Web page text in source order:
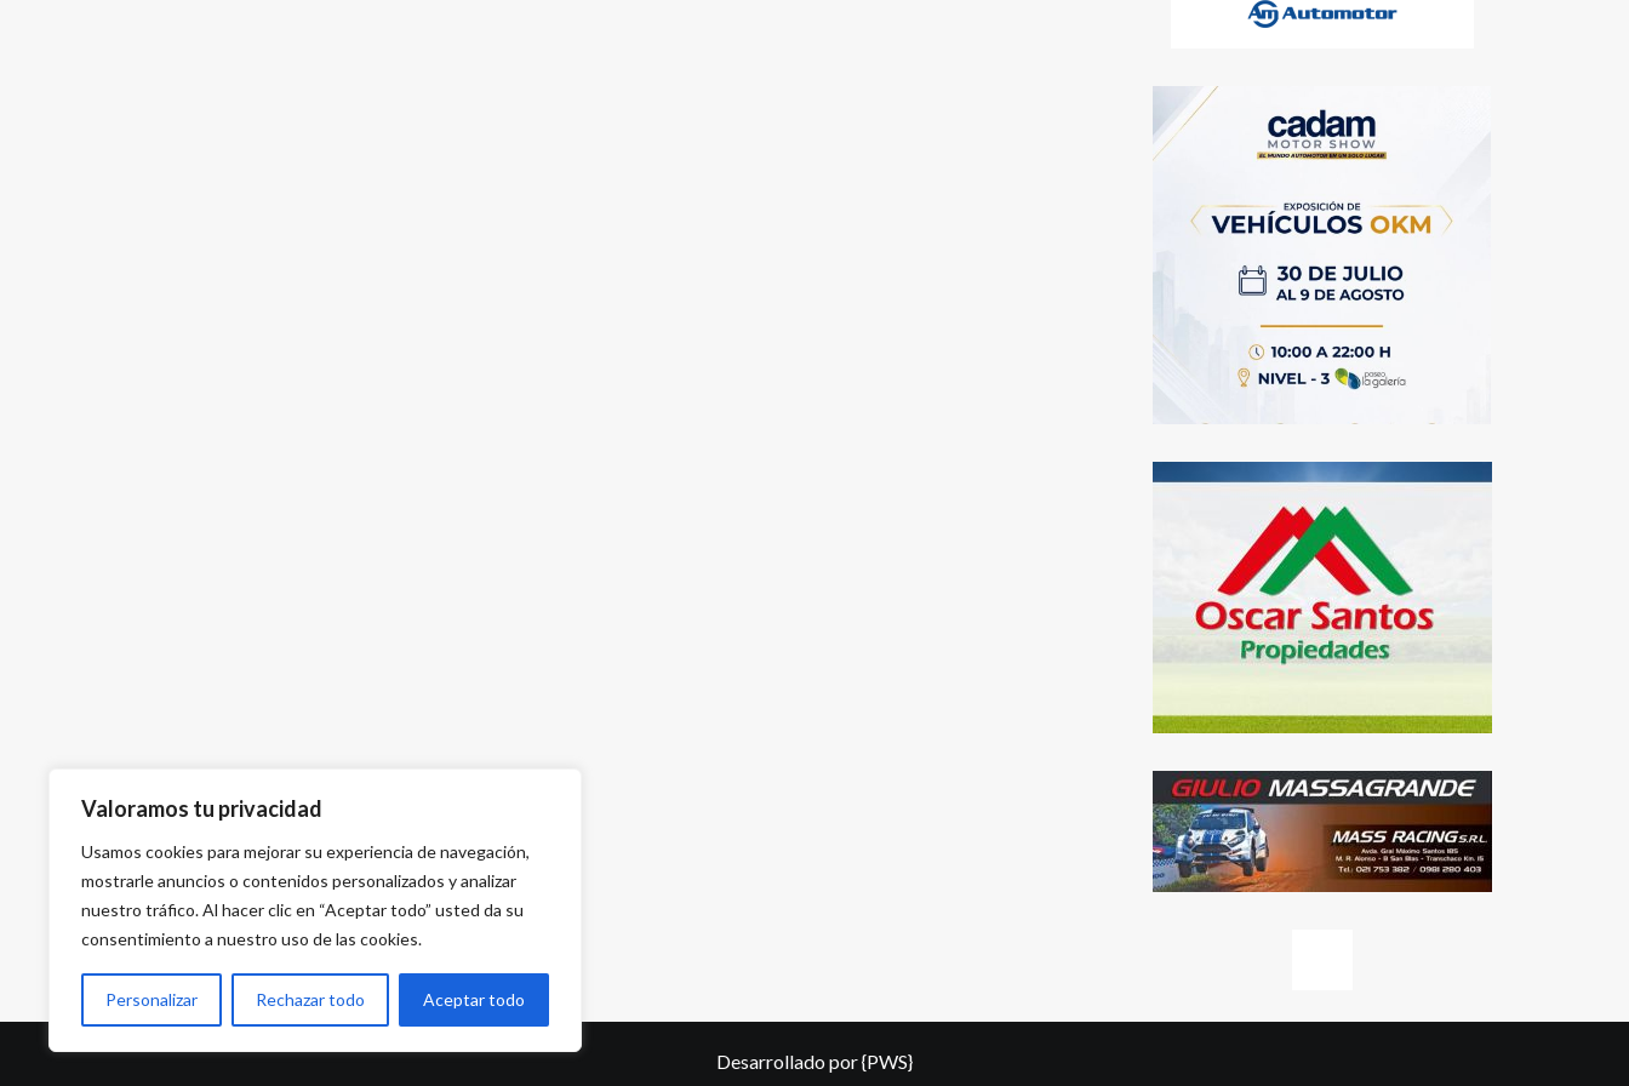
Valoramos tu privacidad
Usamos cookies para mejorar su experiencia de navegación,
mostrarle anuncios o contenidos personalizados y analizar
nuestro tráfico. Al hacer clic en “Aceptar todo” usted da su
consentimiento a nuestro uso de las cookies.
Personalizar Rechazar todo Aceptar todo
Desarrollado por{PWS}